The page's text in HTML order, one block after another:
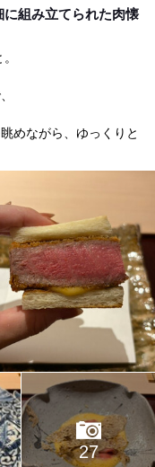
組み立てられた肉懐
めながら、ゆっくりと
27